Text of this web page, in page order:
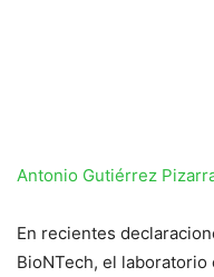
Antonio Gutiérrez
En recientes
BioNTech, el